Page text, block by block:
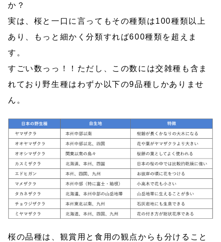
か？
実は、桜と一口に言ってもその種類は100種類以上
あり、もっと細かく分類すれば600種類を超えま
す。
すごい数っっ！！ただし、この数には交雑種も含ま
れており野生種はわずか以下の9品種しかありませ
ん。
桜の品種は、観賞用と食用の観点からも分けること